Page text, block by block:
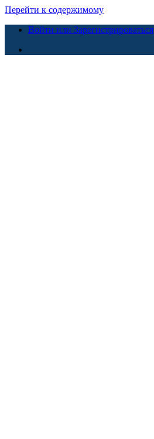
Перейти к содержимому
Войти или Зарегистрироваться